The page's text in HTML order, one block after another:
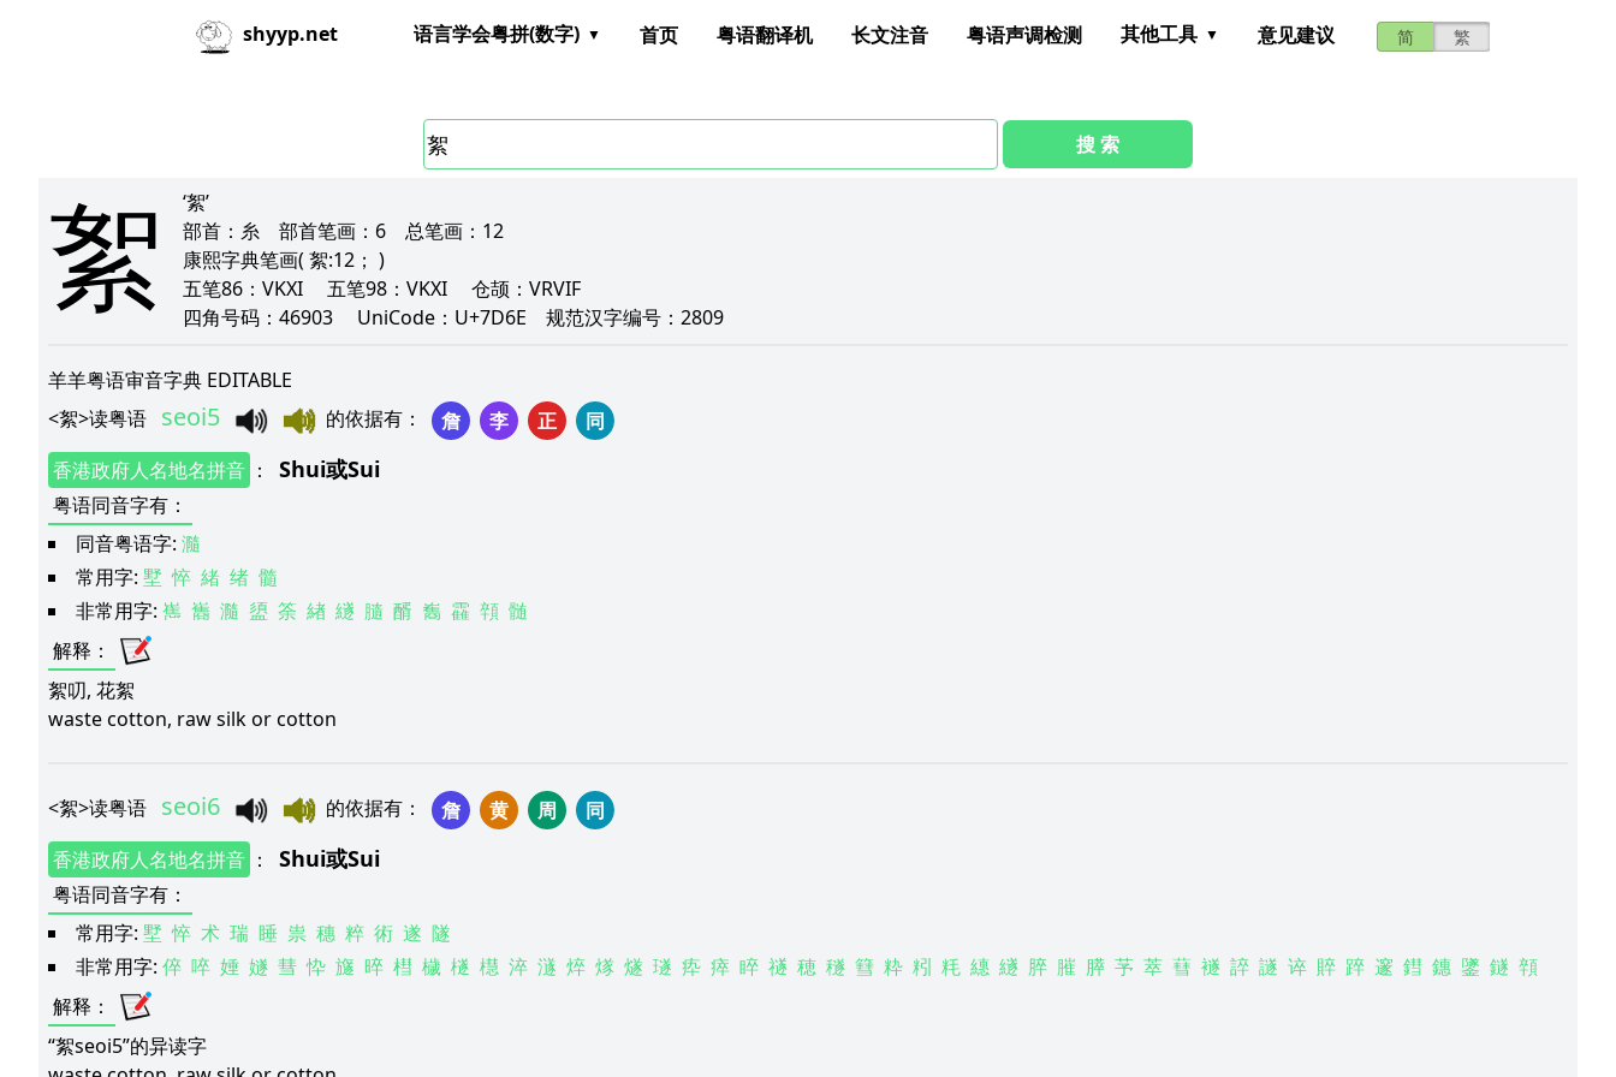
shyyp.net 简 繁
语言学会粤拼(数字) 首页 粤语翻译机 长文注音 粤语声调检测 其他工具 意见建议
搜 索
絮
‘絮’
部首： 糸 部首笔画： 6 总笔画： 12
康熙字典笔画( 絮:12； )
五笔86： VKXI 五笔98： VKXI 仓颉： VRVIF
四角号码： 46903 UniCode： U+7D6E 规范汉字编号： 2809
羊羊粤语审音字典 EDITABLE
<絮>读粤语 seoi5 的依据有 ： 詹 李 正
同
香港政府人名地名拼音 ： Shui或Sui
粤语同音字有 ：
同音粤语字: 瀡
常用字: 墅 悴 緒 绪 髓
非常用字: 嶲 巂 瀡 盨 筡 緖 繸 膸 醑 雟 靃 顇 髄
解释 ：
絮叨, 花絮
waste cotton, raw silk or cotton
<絮>读粤语 seoi6 的依据有 ： 詹 黄 周
同
香港政府人名地名拼音 ： Shui或Sui
粤语同音字有 ：
常用字: 墅 悴 术 瑞 睡 祟 穗 粹 術 遂 隧
非常用字: 倅 啐 娷 嬘 彗 忰 旞 晬 槥 檅 檖 櫘 淬 澻 焠 煫 燧 璲 疩 瘁 睟 禭 穂 穟 篲 粋 粌 粍 繐 繸 脺 膗 膵 芧 萃 蔧 襚 誶 譢 谇 賥 踤 邃 鏏 鏸 鐆 鐩 顇
解释 ：
“絮seoi5”的异读字